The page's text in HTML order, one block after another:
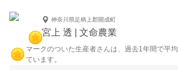
神奈川県足柄上郡開成町
宮上 透 | 文命農業
マークのついた生産者さんは、過去1年間で平
ています。